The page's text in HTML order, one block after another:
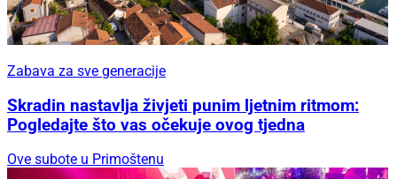
Zabava za sve generacije
Skradin nastavlja živjeti punim ljetnim ritmom:
Pogledajte što vas očekuje ovog tjedna
Ove subote u Primoštenu